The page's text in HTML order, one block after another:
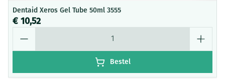
Dentaid Xeros Gel Tube 50ml 3555
€ 10,52
Bestel